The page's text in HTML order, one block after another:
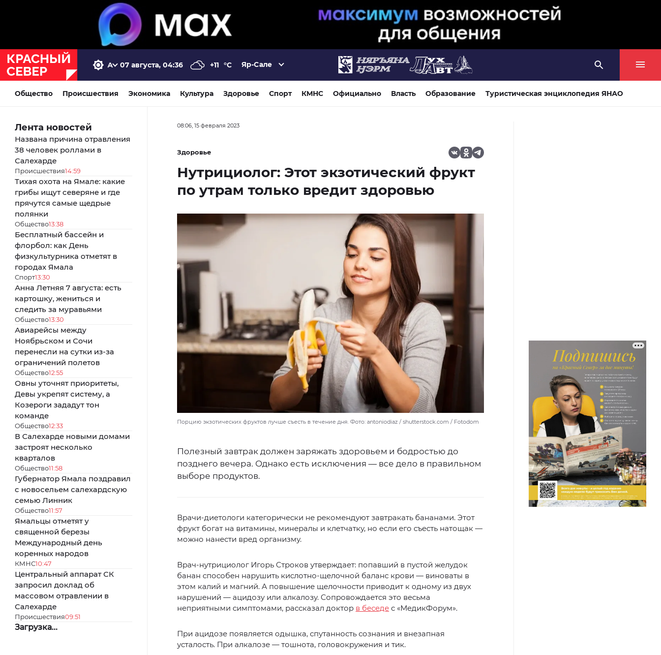
07 августа, 04:36 +11 °C Яр-Сале
Общество Происшествия Экономика Культура Здоровье Спорт КМНС Официально Власть Образование Туристическая энциклопедия ЯНАО
Лента новостей
Названа причина отравления
38 человек роллами в
Салехарде
Происшествия14:59
Тихая охота на Ямале: какие
грибы ищут северяне и где
прячутся самые щедрые
полянки
Общество13:38
Бесплатный бассейн и
флорбол: как День
физкультурника отметят в
городах Ямала
Спорт13:30
Анна Летняя 7 августа: есть
картошку, жениться и
следить за муравьями
Общество13:30
Авиарейсы между
Ноябрьском и Сочи
перенесли на сутки из-за
ограничений полетов
Общество12:55
Овны уточнят приоритеты,
Девы укрепят систему, а
Козероги зададут тон
команде
Общество12:33
В Салехарде новыми домами
застроят несколько
кварталов
Общество11:58
Губернатор Ямала поздравил
с новосельем салехардскую
семью Линник
Общество11:57
Ямальцы отметят у
священной березы
Международный день
коренных народов
КМНС10:47
Центральный аппарат СК
запросил доклад об
массовом отравлении в
Салехарде
Происшествия09:51
Загрузка...
08:06, 15 февраля 2023
Здоровье
Нутрициолог: Этот экзотический фрукт
по утрам только вредит здоровью
Порцию экзотических фруктов лучше съесть в течение дня. Фото: antoniodiaz / shutterstock.com / Fotodom
Полезный завтрак должен заряжать здоровьем и бодростью до
позднего вечера. Однако есть исключения — все дело в правильном
выборе продуктов.
Врачи-диетологи категорически не рекомендуют завтракать бананами. Этот
фрукт богат на витамины, минералы и клетчатку, но если его съесть натощак —
можно нанести вред организму.
Врач-нутрициолог Игорь Строков утверждает: попавший в пустой желудок
банан способен нарушить кислотно-щелочной баланс крови — виноваты в
этом калий и магний. А повышение щелочности приводит к одному из двух
нарушений — ацидозу или алкалозу. Сопровождается это весьма
неприятными симптомами, рассказал доктор в беседе с «МедикФорум».
При ацидозе появляется одышка, спутанность сознания и внезапная
усталость. При алкалозе — тошнота, головокружения и тик.